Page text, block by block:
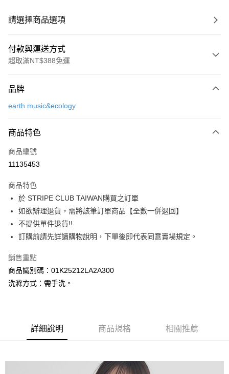
請選擇商品選項
付款與運送方式
超取滿NT$388免運
信用卡一次付款
3 期 0 利率 每期
合作金庫商業銀行
上海商業儲蓄銀行
臺灣中小企業銀行
匯豐（台灣）商業銀行
華泰商業銀行
聯邦商業銀行
遠東國際商業銀行
元大商業銀行
玉山商業銀行
星展（台灣）商業銀行
台灣樂天信用卡公司
超商取貨付款
LINE Pay
Apple Pay
街口支付
悠遊付
大哥付你分期
相關說明
【大哥付你分期使用說明】
成交易。
3.實際核准額度、可分期數及費用金額請依後續交易確認頁面所載為準。
法說明評估內容。
AFTEE先享後付是「在收到商品之後才付款」的支付方式。 讓您購物簡單
便利好安心！
３．安心：先確認商品／服務後，再付款。
ATM付款
品牌
earth music&ecology
商品特色
商品編號
11135453
商品特色
於 STRIPE CLUB TAIWAN購買之訂單
如欲辦理退貨，需將該筆訂單商品【全數一併退回】
不提供單件退貨!!
訂購前請先詳讀購物說明，下單後即代表同意賣場規定。
銷售重點
商品識別碼：01K25212LA2A300
洗滌方式：需手洗。
詳細說明 商品規格 相關推薦